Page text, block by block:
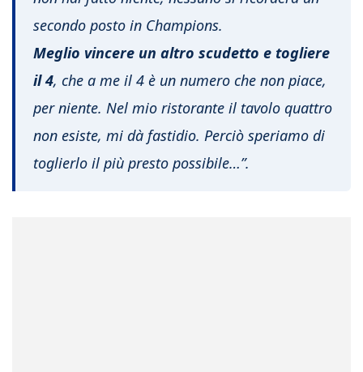
secondo posto in Champions.
Meglio vincere un altro scudetto e togliere
il 4, che a me il 4 è un numero che non piace,
per niente. Nel mio ristorante il tavolo quattro
non esiste, mi dà fastidio. Perciò speriamo di
toglierlo il più presto possibile…”.